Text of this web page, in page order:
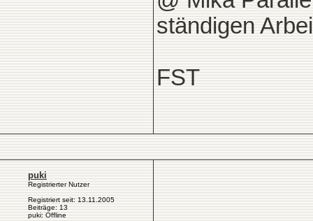
ständigen
FST
puki
Registrierter Nutzer
Registriert seit: 13.11.2005
Beiträge: 13
puki: Offline